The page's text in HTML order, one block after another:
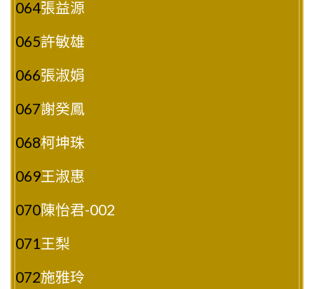
064張益源
065許敏雄
066張淑娟
067謝癸鳳
068柯坤珠
069王淑惠
070陳怡君-002
071 王梨
072施雅玲